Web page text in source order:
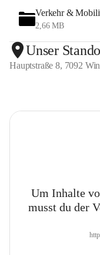
Verkehr &
2,66 MB
Unser
Hauptstraße 8, 7092
Um Inhalte
musst du der